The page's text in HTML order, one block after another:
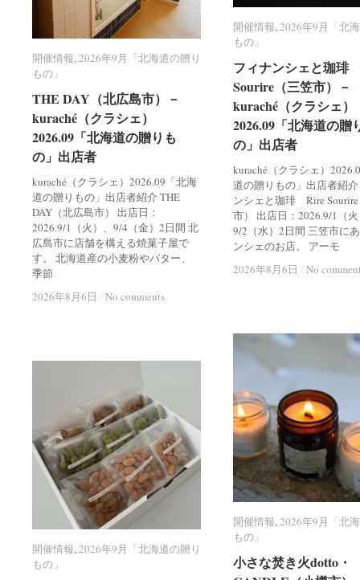
開催情報,2026年9月「北海道の贈り
もの」
THE DAY（北広島市）－
kuraché（クラシェ）
2026.09「北海道の贈りも
の」出店者
kuraché（クラシェ）2026.09「北海
道の贈りもの」出店者紹介 THE
DAY（北広島市） 出店日：
2026.9/1（火）、9/4（金）2日間 北
広島市に店舗を構える焼菓子屋で
す。 北海道産の小麦粉やバター、
季節
2026年8月6日 / No comments
開催情報 2026年9月「北海道の贈り
もの」
THE DAY（北広島市）－
kuraché（クラシェ）
2026.09「北海道の贈りも
の」出店者
2026年8月6日 / No comments
開催情報,2026年9月「北
もの」
フィナンシェと珈
Sourire（三笠市）－
kuraché（クラシェ）
2026.09「北海道の贈
の」出店者
kuraché（クラシェ）
道の贈りもの」出店者紹
ンシェと珈琲 Rire
市） 出店日：2026.9/1（
9/2（水）2日間 三笠市に
ンシェのお店。 アーモ
2026年8月6日 / No
開催情報 2026年9月「北
もの」
フィナンシェと珈
Sourire（三笠市）－
kuraché（クラシェ）
2026.09「北海道の贈
の」出店者
2026年8月6日 / No
開催情報,2026年9月「北
もの」
小さな焚き火dotto・
開催情報 2026年9月「北
もの」
小さな焚き火dotto・
開催情報,2026年9月「北海道の贈り
もの」
開催情報 2026年9月「北海道の贈り
もの」